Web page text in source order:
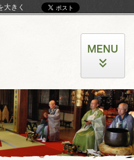
大きく